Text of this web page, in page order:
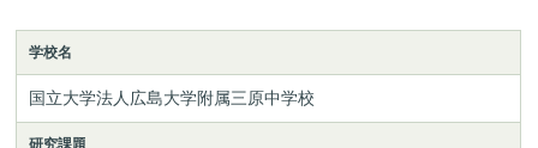
学校名
国立大学法人広島大学附属三原中学校
研究課題